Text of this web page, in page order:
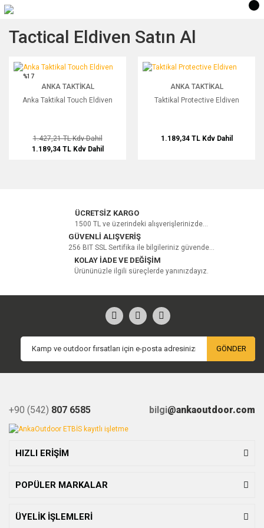
Tactical Eldiven Satın Al
Anka Taktikal Touch Eldiven
%17
ANKA TAKTIKAL
Anka Taktikal Touch Eldiven
1.427,21 TLKdv Dahil
1.189,34 TL Kdv Dahil
Taktikal Protective Eldiven
ANKA TAKTIKAL
Taktikal Protective Eldiven
1.189,34 TL Kdv Dahil
ÜCRETSİZ KARGO
1500 TL ve üzerindeki alışverişlerinizde...
GÜVENLİ ALIŞVERİŞ
256 BIT SSL Sertifika ile bilgileriniz güvende...
KOLAY İADE VE DEĞİŞİM
Ürününüzle ilgili süreçlerde yanınızdayız.
GÖNDER
+90 (542) 807 6585 bilgi@ankaoutdoor.com
HIZLI ERİŞİM
POPÜLER MARKALAR
ÜYELİK İŞLEMLERİ